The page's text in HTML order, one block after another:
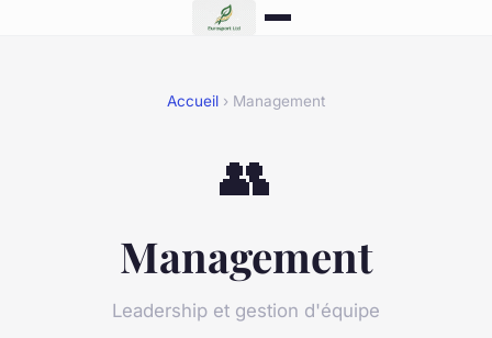
Accueil › Management
👥
Management
Leadership et gestion d'équipe